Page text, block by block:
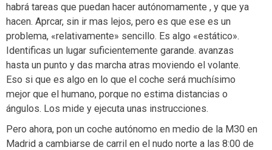
habrá tareas que puedan hacer autónomamente , y que ya
hacen. Aprcar, sin ir mas lejos, pero es que ese es un
problema, «relativamente» sencillo. Es algo «estático».
Identificas un lugar suficientemente garande. avanzas
hasta un punto y das marcha atras moviendo el volante.
Eso si que es algo en lo que el coche será muchísimo
mejor que el humano, porque no estima distancias o
ángulos. Los mide y ejecuta unas instrucciones.
Pero ahora, pon un coche autónomo en medio de la M30 en
Madrid a cambiarse de carril en el nudo norte a las 8:00 de